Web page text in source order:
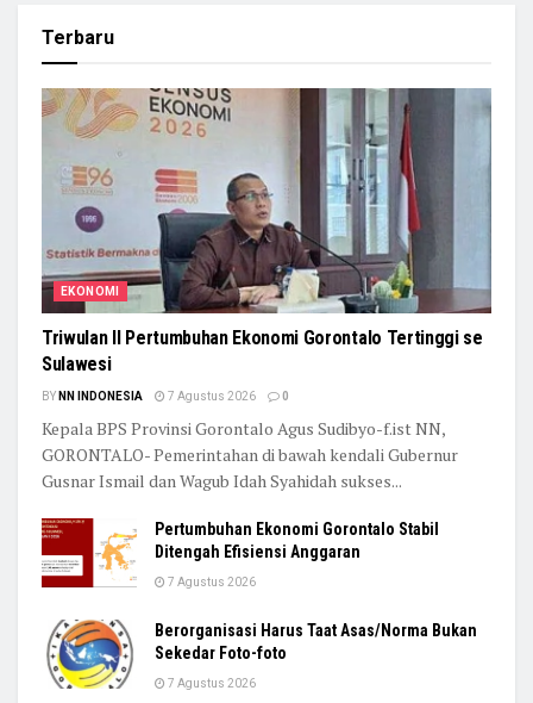
Terbaru
EKONOMI
Triwulan II Pertumbuhan Ekonomi Gorontalo Tertinggi se
Sulawesi
BY NN INDONESIA 7 Agustus 2026 0
Kepala BPS Provinsi Gorontalo Agus Sudibyo-f.ist NN,
GORONTALO- Pemerintahan di bawah kendali Gubernur
Gusnar Ismail dan Wagub Idah Syahidah sukses...
Pertumbuhan Ekonomi Gorontalo Stabil
Ditengah Efisiensi Anggaran
7 Agustus 2026
Berorganisasi Harus Taat Asas/Norma Bukan
Sekedar Foto-foto
7 Agustus 2026